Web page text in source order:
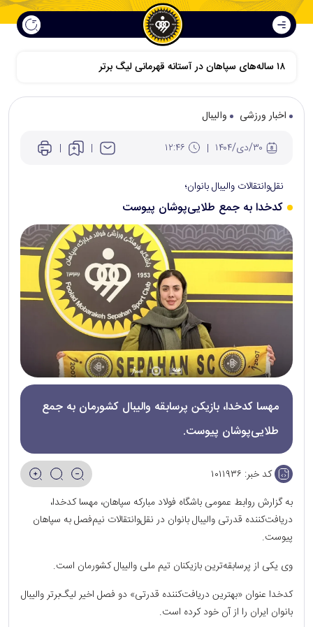
اخبار ورزشی
والیبال
نقل‌وانتقالات والیبال بانوان؛
کدخدا به جمع طلایی‌پوشان پیوست
مهسا کدخدا، بازیکن پرسابقه والیبال کشورمان به جمع
طلایی‌پوشان پیوست.
کد خبر: ۱۰۱۱۹۳۶
به گزارش روابط عمومی باشگاه فولاد مبارکه سپاهان، مهسا کدخدا،
دریافت‌کننده قدرتی والیبال بانوان در نقل‌وانتقالات نیم‌فصل به سپاهان
پیوست.
وی یکی از پرسابقه‌ترین بازیکنان تیم ملی والیبال کشورمان است.
کدخدا عنوان «بهترین دریافت‌کننده قدرتی» دو فصل اخیر لیگ‌برتر والیبال
بانوان ایران را از آن خود کرده است.